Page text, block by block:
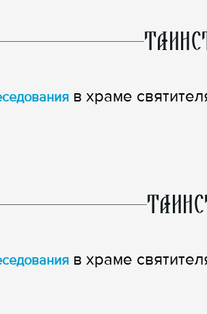
в храме
в храме